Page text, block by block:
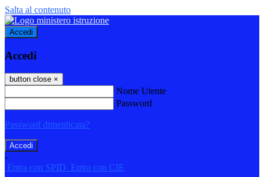
Salta al contenuto
Accedi
Accedi
button close ×
Nome Utente
Password
Password dimenticata?
-
Entra con SPID Entra con CIE